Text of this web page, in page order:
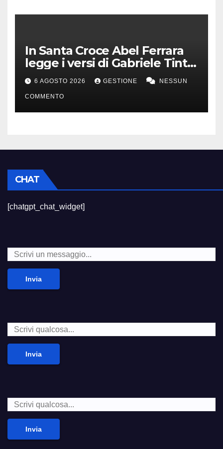
In Santa Croce Abel Ferrara
legge i versi di Gabriele Tinti
per Francesco d’Assisi
6 AGOSTO 2026 GESTIONE NESSUN
COMMENTO
CHAT
[chatgpt_chat_widget]
Invia
Invia
Invia